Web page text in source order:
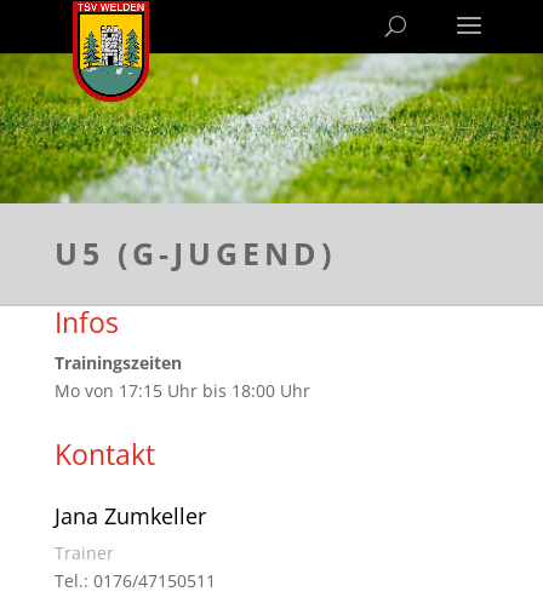
U5 (G-JUGEND)
Infos
Trainingszeiten
Mo von 17:15 Uhr bis 18:00 Uhr
Kontakt
Jana Zumkeller
Trainer
Tel.: 0176/47150511